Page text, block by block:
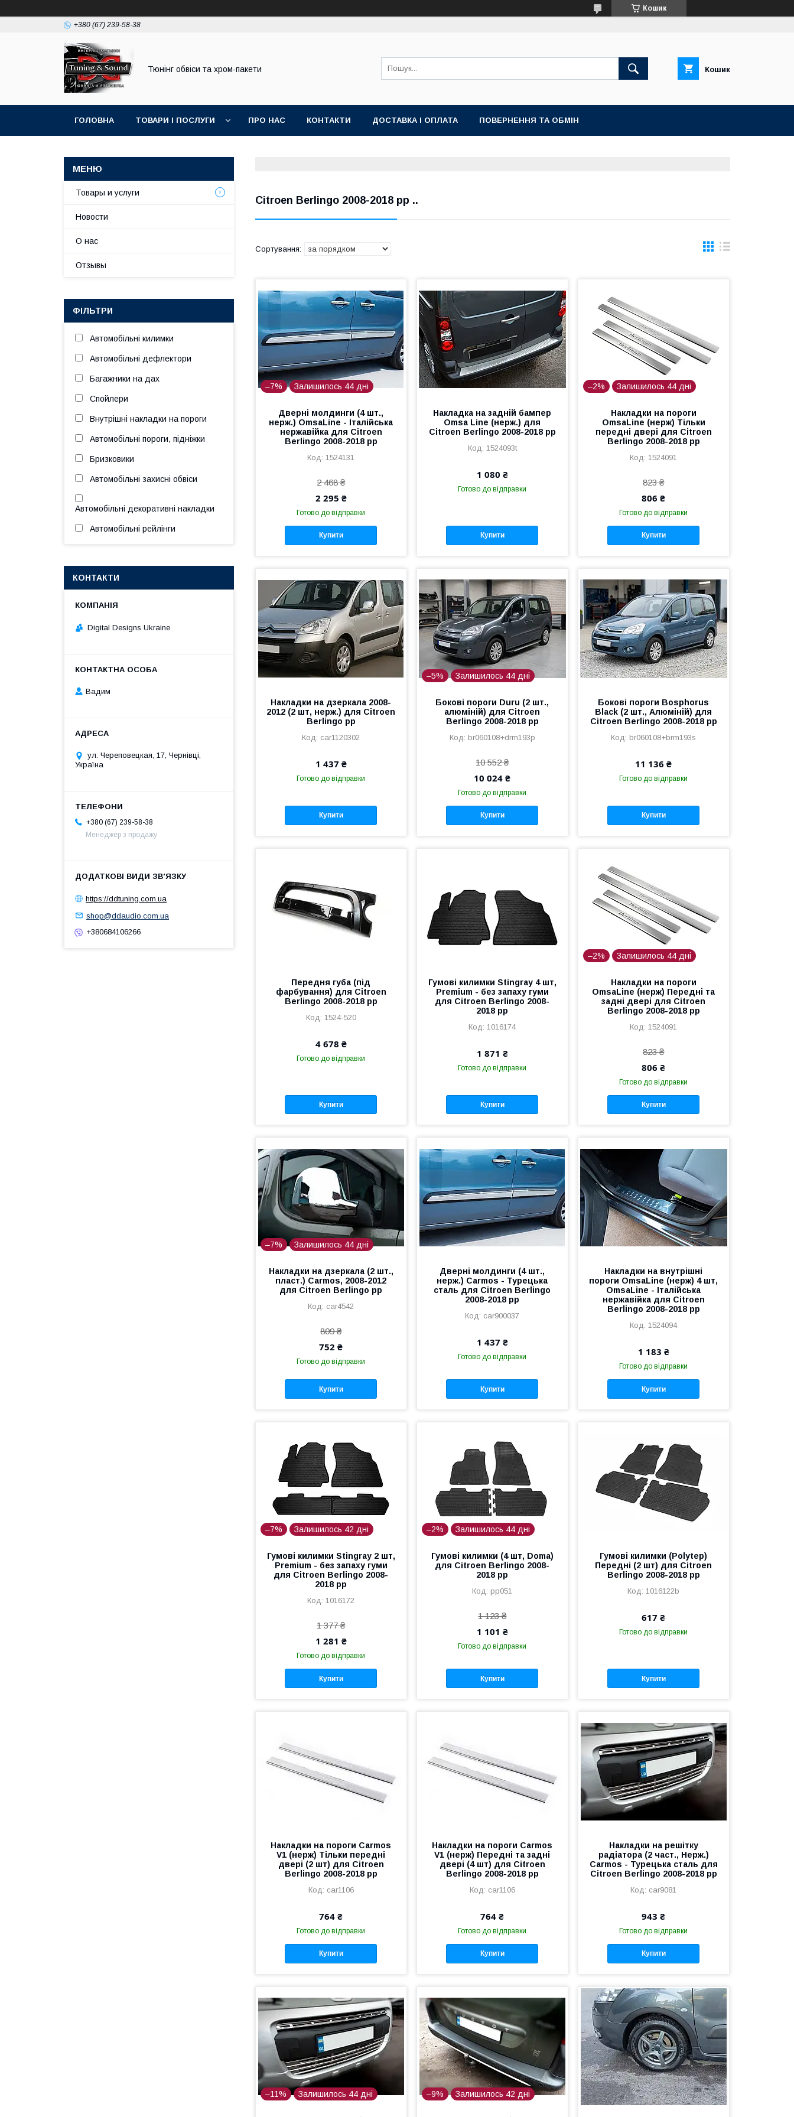
Кошик
+380 (67) 239-58-38
Тюнінг обвіси та хром-пакети Кошик
ГОЛОВНА ТОВАРИ І ПОСЛУГИ ПРО НАС КОНТАКТИ ДОСТАВКА І ОПЛАТА ПОВЕРНЕННЯ ТА ОБМІН
Citroen Berlingo 2008-2018 рр ..
–7% Залишилось 44 дні
Дверні молдинги (4 шт.,
нерж.) OmsaLine - Італійська
нержавійка для Citroen
Berlingo 2008-2018 рр
1524131
2 468 ₴
2 295 ₴
Готово до відправки
Купити
Накладка на задній бампер
Omsa Line (нерж.) для
Citroen Berlingo 2008-2018 рр
1524093t
1 080 ₴
Готово до відправки
Купити
–2% Залишилось 44 дні
Накладки на пороги
OmsaLine (нерж) Тільки
передні двері для Citroen
Berlingo 2008-2018 рр
1524091
823 ₴
806 ₴
Готово до відправки
Купити
Накладки на дзеркала 2008-
2012 (2 шт, нерж.) для Citroen
Berlingo рр
car1120302
1 437 ₴
Готово до відправки
Купити
–5% Залишилось 44 дні
Бокові пороги Duru (2 шт.,
алюміній) для Citroen
Berlingo 2008-2018 рр
br060108+drm193p
10 552 ₴
10 024 ₴
Готово до відправки
Купити
Бокові пороги Bosphorus
Black (2 шт., Алюміній) для
Citroen Berlingo 2008-2018 рр
br060108+brm193s
11 136 ₴
Готово до відправки
Купити
Передня губа (під
фарбування) для Citroen
Berlingo 2008-2018 рр
1524-520
4 678 ₴
Готово до відправки
Купити
Гумові килимки Stingray 4 шт,
Premium - без запаху гуми
для Citroen Berlingo 2008-
2018 рр
1016174
1 871 ₴
Готово до відправки
Купити
–2% Залишилось 44 дні
Накладки на пороги
OmsaLine (нерж) Передні та
задні двері для Citroen
Berlingo 2008-2018 рр
1524091
823 ₴
806 ₴
Готово до відправки
Купити
–7% Залишилось 44 дні
Накладки на дзеркала (2 шт.,
пласт.) Carmos, 2008-2012
для Citroen Berlingo рр
car4542
809 ₴
752 ₴
Готово до відправки
Купити
Дверні молдинги (4 шт.,
нерж.) Carmos - Турецька
сталь для Citroen Berlingo
2008-2018 рр
car900037
1 437 ₴
Готово до відправки
Купити
Накладки на внутрішні
пороги OmsaLine (нерж) 4 шт,
OmsaLine - Італійська
нержавійка для Citroen
Berlingo 2008-2018 рр
1524094
1 183 ₴
Готово до відправки
Купити
–7% Залишилось 42 дні
Гумові килимки Stingray 2 шт,
Premium - без запаху гуми
для Citroen Berlingo 2008-
2018 рр
1016172
1 377 ₴
1 281 ₴
Готово до відправки
Купити
–2% Залишилось 44 дні
Гумові килимки (4 шт, Doma)
для Citroen Berlingo 2008-
2018 рр
pp051
1 123 ₴
1 101 ₴
Готово до відправки
Купити
Гумові килимки (Polytep)
Передні (2 шт) для Citroen
Berlingo 2008-2018 рр
1016122b
617 ₴
Готово до відправки
Купити
Накладки на пороги Carmos
V1 (нерж) Тільки передні
двері (2 шт) для Citroen
Berlingo 2008-2018 рр
car1106
764 ₴
Готово до відправки
Купити
Накладки на пороги Carmos
V1 (нерж) Передні та задні
двері (4 шт) для Citroen
Berlingo 2008-2018 рр
car1106
764 ₴
Готово до відправки
Купити
Накладки на решітку
радіатора (2 част., Нерж.)
Carmos - Турецька сталь для
Citroen Berlingo 2008-2018 рр
car9081
943 ₴
Готово до відправки
Купити
–11% Залишилось 44 дні –9% Залишилось 42 дні
Товары и услуги
Новости
О нас
Отзывы
ФІЛЬТРИ
Автомобільні килимки
Автомобільні дефлектори
Багажники на дах
Спойлери
Внутрішні накладки на пороги
Автомобільні пороги, підніжки
Бризковики
Автомобільні захисні обвіси
Автомобільні декоративні накладки
Автомобільні рейлінги
КОНТАКТИ
Digital Designs Ukraine
Вадим
ул. Череповецкая, 17, Чернівці,
Україна
+380 (67) 239-58-38
Менеджер з продажу
https://ddtuning.com.ua
shop@ddaudio.com.ua
+380684106266